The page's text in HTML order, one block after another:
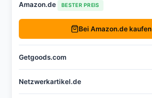
Amazon.de BESTER PREIS
Bei Amazon.de kaufen
Getgoods.com
Netzwerkartikel.de